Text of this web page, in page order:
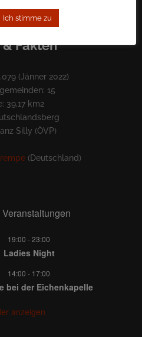
Fakten
(Jänner 2022)
15
39,17 km2
Silly (ÖVP)
(Deutschland)
19:00 -23:00
Ladies Night
14:00 - 17:00
bei der Eichenkapelle
anzeigen
Ich stimme zu